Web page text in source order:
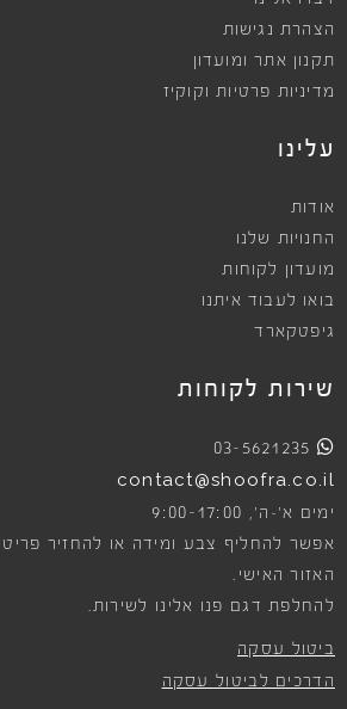
הצהרת נגישות
תקנון אתר ומועדון
מדיניות פרטיות וקוקיז
עלינו
אודות
החנויות שלנו
מועדון לקוחות
בואו לעבוד איתנו
גיפטקארד
שירות לקוחות
03-5621235
contact@shoofra.co.il
ימים א׳-ה׳, 9:00-17:00
אפשר להחליף צבע ומידה או להחזיר
האזור האישי.
להחלפת דגם פנו אלינו לשירות.
ביטול עסקה
הדרכים לביטול עסקה